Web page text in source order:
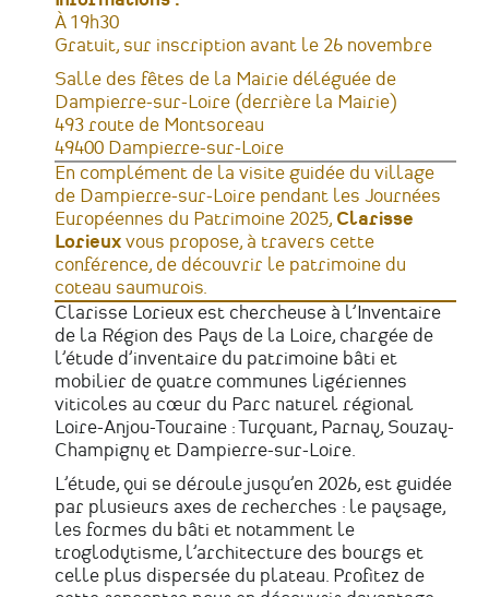
Horaires
À 19h30
Tarifs
Gratuit, sur inscription avant le 26 novembre
Lieu
Salle des fêtes de la Mairie déléguée de
Dampierre-sur-Loire (derrière la Mairie)
Adresse
493 route de Montsoreau
49400 Dampierre-sur-Loire
France
En complément de la visite guidée du village
de Dampierre-sur-Loire pendant les Journées
Européennes du Patrimoine 2025, Clarisse
Lorieux vous propose, à travers cette
conférence, de découvrir le patrimoine du
coteau saumurois.
Clarisse Lorieux est chercheuse à l’Inventaire
de la Région des Pays de la Loire, chargée de
l’étude d’inventaire du patrimoine bâti et
mobilier de quatre communes ligériennes
viticoles au cœur du Parc naturel régional
Loire-Anjou-Touraine : Turquant, Parnay, Souzay-
Champigny et Dampierre-sur-Loire.
L’étude, qui se déroule jusqu’en 2026, est guidée
par plusieurs axes de recherches : le paysage,
les formes du bâti et notamment le
troglodytisme, l’architecture des bourgs et
celle plus dispersée du plateau. Profitez de